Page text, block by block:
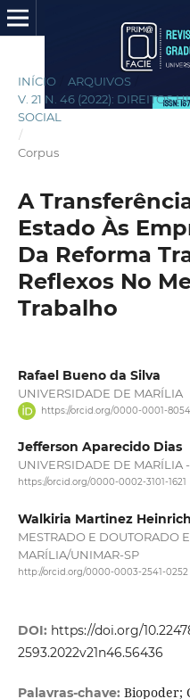
INÍCIO ARQUIVOS
V. 21 N. 46 (2022): DIREITOS
SOCIAL
/
Corpus
A
Estado Às
Da Reforma
Reflexos No
Trabalho
Rafael Bueno da Silva
UNIVERSIDADE DE MARÍLIA
https://orcid.org/0000-0001-
Jefferson Aparecido Dias
UNIVERSIDADE DE MARÍLIA
https://orcid.org/0000-0002-3101-1621
Walkiria Martinez
MESTRADO E DOUTORADO
MARÍLIA/UNIMAR-SP
http://orcid.org/0000-0003-2541-0252
DOI: https://doi.org/
2593.2022v21n46.56436
Palavras-chave: Biopoder;